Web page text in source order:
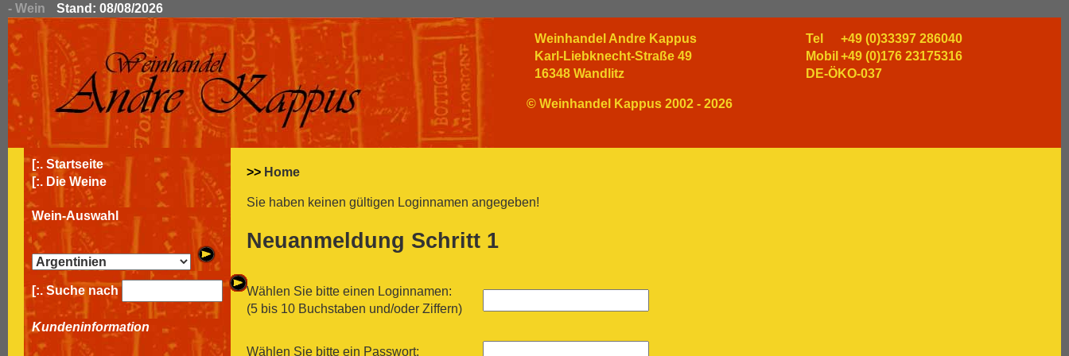
- Wein Stand: 08/08/2026
Weinhandel Andre Kappus
Karl-Liebknecht-Straße 49
16348 Wandlitz
Tel
+49 (0)33397 286040
Mobil +49 (0)176 23175316
DE-ÖKO-037
© Weinhandel Kappus 2002 - 2026
[:. Startseite
[:. Die Weine
Wein-Auswahl
[:. Suche nach
Kundeninformation
>> Home
Sie haben keinen gültigen Loginnamen angegeben!
Neuanmeldung Schritt 1
Wählen Sie bitte einen Loginnamen:
(5 bis 10 Buchstaben und/oder Ziffern)
Wählen Sie bitte ein Passwort: